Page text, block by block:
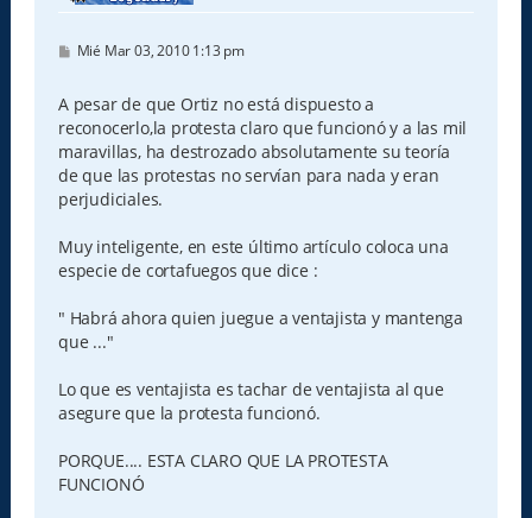
M
s
a
j
e
Mié Mar 03, 2010 1:13 pm
A pesar de que Ortiz no está dispuesto a
reconocerlo,la protesta claro que funcionó y a las mil
maravillas, ha destrozado absolutamente su teoría
de que las protestas no servían para nada y eran
perjudiciales.
Muy inteligente, en este último artículo coloca una
especie de cortafuegos que dice :
" Habrá ahora quien juegue a ventajista y mantenga
que ..."
Lo que es ventajista es tachar de ventajista al que
asegure que la protesta funcionó.
PORQUE.... ESTA CLARO QUE LA PROTESTA
FUNCIONÓ